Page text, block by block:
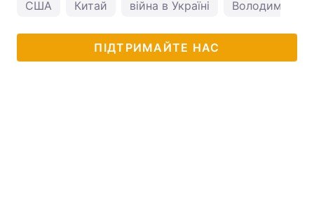
США Китай війна в Україні Володимир
ПІДТРИМАЙТЕ НАС